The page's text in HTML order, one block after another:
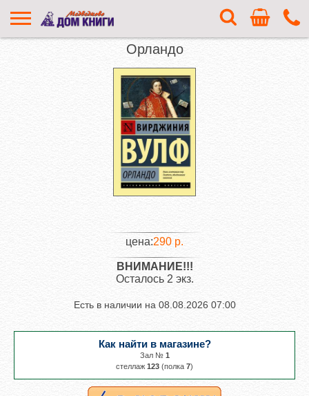
Орландо
цена:290 р.
ВНИМАНИЕ!!!
Осталось 2 экз.
Есть в наличии на 08.08.2026 07:00
Как найти в магазине?
Зал № 1
cтеллаж 123 (полка 7)